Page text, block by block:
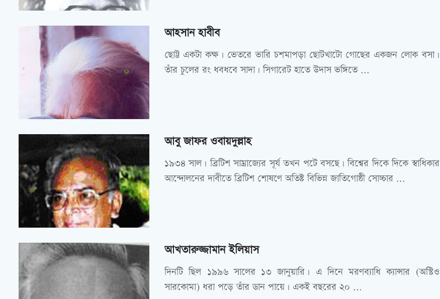
আহসান হাবীব
ছোট্ট একটা কক্ষ। ভেতরে ভারি চশমাপড়া ছোটখাটো গোছের একজন লোক বসা।
তাঁর চুলের রং ধবধবে সাদা। সিগারেট হাতে উদাস ভঙ্গিতে ...
আবু জাফর ওবায়দুল্লাহ
১৯৩৪ সাল। ব্রিটিশ সাম্রাজ্যের সূর্য তখন পটে বসছে। বিশ্বের দিকে দিকে স্বাধিকার
আন্দোলনের দাবীতে ব্রিটিশ শোষণে অতিষ্ট বিভিন্ন জাতিগোষ্ঠী সোচ্চার ...
আখতারুজ্জামান ইলিয়াস
দিনটি ছিল ১৯৯৬ সালের ১৩ জানুয়ারি। এ দিনে মরণব্যাধি ক্যান্সার (অস্টিও
সারকোমা) ধরা পড়ে তাঁর ডান পায়ে। একই বছরের ২০ ...